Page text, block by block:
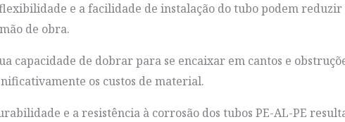
e a facilidade de instalação do tubo podem
de obra.
capacidade de dobrar para se encaixar em cantos e
os custos de material.
e a resistência à corrosão dos tubos PE-AL-PE